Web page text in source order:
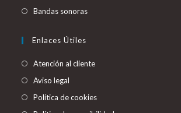
Bandas sonoras
Enlaces Útiles
Atención al cliente
Aviso legal
Política de cookies